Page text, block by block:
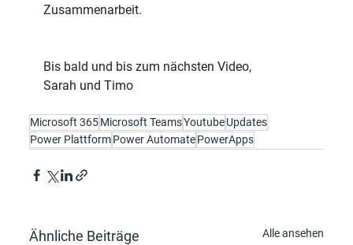
Zusammenarbeit.
Bis bald und bis zum nächsten Video,
Sarah und Timo
Microsoft 365Microsoft TeamsYoutubeUpdates
Power PlattformPower AutomatePowerApps
Ähnliche Beiträge Alle ansehen